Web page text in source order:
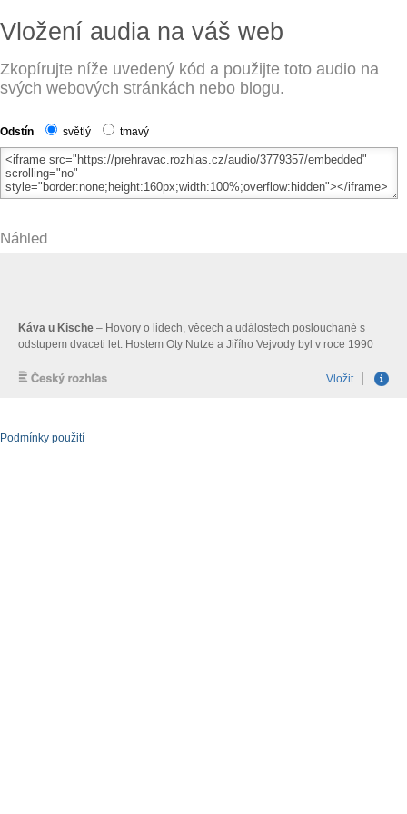
Vložení audia na váš web
Zkopírujte níže uvedený kód a použijte toto audio na
svých webových stránkách nebo blogu.
Odstín světlý tmavý
Náhled
Podmínky použití